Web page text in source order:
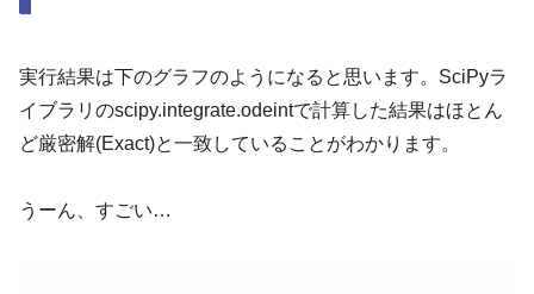
実行結果は下のグラフのようになると思います。SciPyラ
イブラリのscipy.integrate.odeintで計算した結果はほとん
ど厳密解(Exact)と一致していることがわかります。
うーん、すごい…